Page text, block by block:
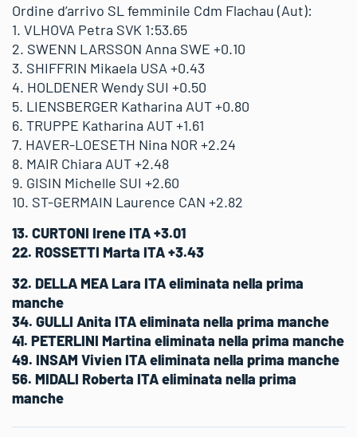
Ordine d’arrivo SL femminile Cdm Flachau (Aut):
1. VLHOVA Petra SVK 1:53.65
2. SWENN LARSSON Anna SWE +0.10
3. SHIFFRIN Mikaela USA +0.43
4. HOLDENER Wendy SUI +0.50
5. LIENSBERGER Katharina AUT +0.80
6. TRUPPE Katharina AUT +1.61
7. HAVER-LOESETH Nina NOR +2.24
8. MAIR Chiara AUT +2.48
9. GISIN Michelle SUI +2.60
10. ST-GERMAIN Laurence CAN +2.82
13. CURTONI Irene ITA +3.01
22. ROSSETTI Marta ITA +3.43
32. DELLA MEA Lara ITA eliminata nella prima
manche
34. GULLI Anita ITA eliminata nella prima manche
41. PETERLINI Martina eliminata nella prima manche
49. INSAM Vivien ITA eliminata nella prima manche
56. MIDALI Roberta ITA eliminata nella prima
manche